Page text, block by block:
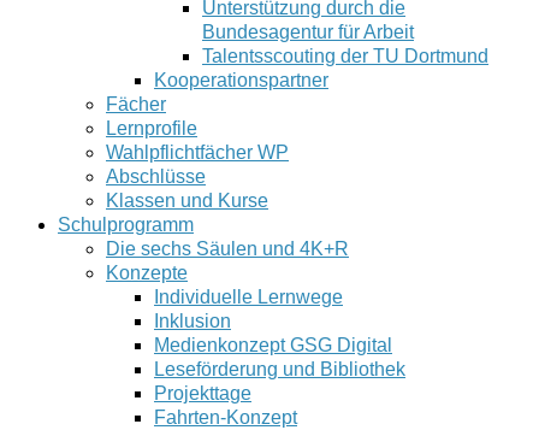
Unterstützung durch die
Bundesagentur für Arbeit
Talentsscouting der TU Dortmund
Kooperationspartner
Fächer
Lernprofile
Wahlpflichtfächer WP
Abschlüsse
Klassen und Kurse
Schulprogramm
Die sechs Säulen und 4K+R
Konzepte
Individuelle Lernwege
Inklusion
Medienkonzept GSG Digital
Leseförderung und Bibliothek
Projekttage
Fahrten-Konzept